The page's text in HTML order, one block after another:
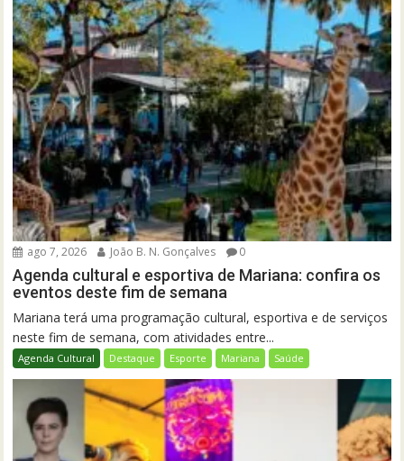
ago 7, 2026 João B. N. Gonçalves 0
Agenda cultural e esportiva de Mariana: confira os
eventos deste fim de semana
Mariana terá uma programação cultural, esportiva e de serviços
neste fim de semana, com atividades entre...
Agenda Cultural Destaque Esporte Mariana Saúde